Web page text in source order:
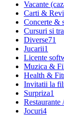
Vacante
Carti &
Concerte &
Cursuri si
Diverse71
Jucarii1
Licente
Muzica &
Health &
Invitatii la
Surpriza1
Restaurante
Jocuri4